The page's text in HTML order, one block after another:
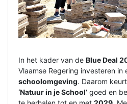
In het kader van de Blue Deal
Vlaamse Regering investeren in
schoolomgeving. Daarom
‘Natuur in je School’ goed en